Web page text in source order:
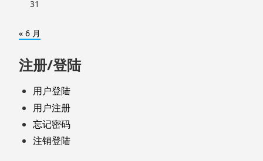
31
« 6 月
注册/登陆
用户登陆
用户注册
忘记密码
注销登陆